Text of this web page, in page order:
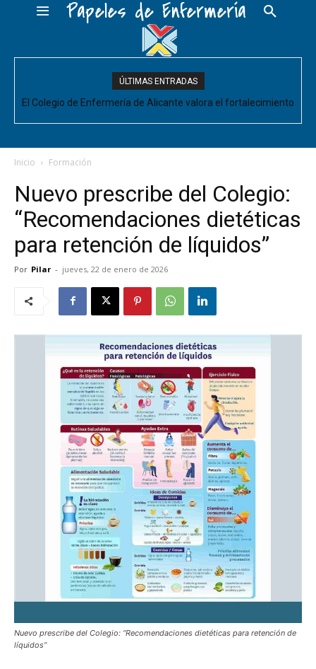
Papeles de Enfermería
ÚLTIMAS ENTRADAS
El Colegio de Enfermería de Alicante valora el fortalecimiento
acompañe de decisiones estructurales para...
Inicio Formación
Nuevo prescribe del Colegio:
“Recomendaciones dietéticas
para retención de líquidos”
Por Pilar - jueves, 22 de enero de 2026
Nuevo prescribe del Colegio: “Recomendaciones dietéticas para retención de
líquidos”